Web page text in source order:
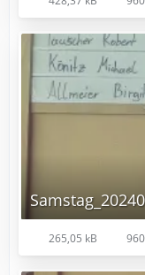
265,05 kB